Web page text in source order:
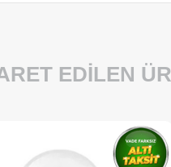
EDILEN